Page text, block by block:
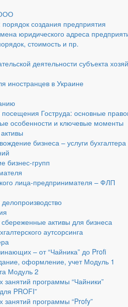
создания предприятия
юридического адреса
стоимость и пр.
деятельности субъекта
иностранцев в Украине
Гоструда: основные
особенности и ключевые моменты
бизнеса – услуги бухгалтера
бизнес-групп
лица-предпринимателя – ФЛП
активы для бизнеса
аутсорсинга
– от “Чайника” до Profi
оформление, учет Модуль 1
Модуль 2
занятий программы “Чайники”
PROFI”
занятий программы “Profy”